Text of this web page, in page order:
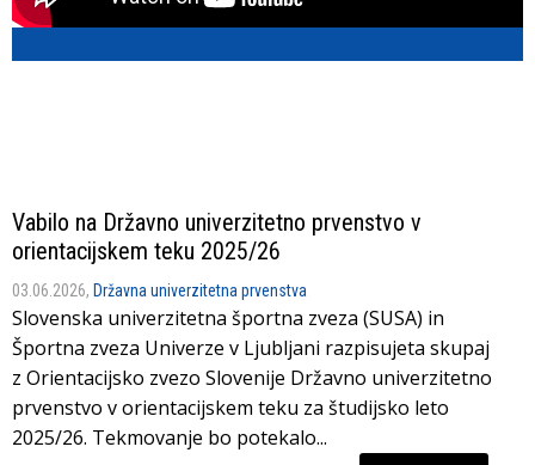
Vabilo na Državno univerzitetno prvenstvo v
orientacijskem teku 2025/26
03.06.2026, Državna univerzitetna prvenstva
Slovenska univerzitetna športna zveza (SUSA) in
Športna zveza Univerze v Ljubljani razpisujeta skupaj
z Orientacijsko zvezo Slovenije Državno univerzitetno
prvenstvo v orientacijskem teku za študijsko leto
2025/26. Tekmovanje bo potekalo...